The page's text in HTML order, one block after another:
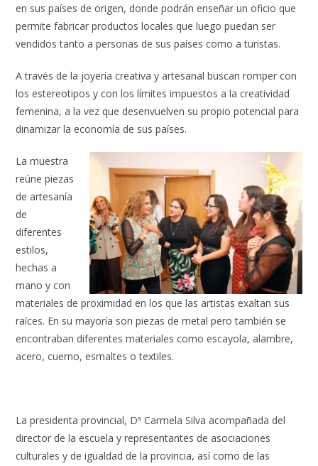
en sus países de origen, donde podrán enseñar un oficio que
permite fabricar productos locales que luego puedan ser
vendidos tanto a personas de sus países como a turistas.
A través de la joyería creativa y artesanal buscan romper con
los estereotipos y con los límites impuestos a la creatividad
femenina, a la vez que desenvuelven su propio potencial para
dinamizar la economía de sus países.
La muestra
reúne piezas
de artesanía
de
diferentes
estilos,
hechas a
mano y con
materiales de proximidad en los que las artistas exaltan sus
raíces. En su mayoría son piezas de metal pero también se
encontraban diferentes materiales como escayola, alambre,
acero, cuerno, esmaltes o textiles.
La presidenta provincial, Dª Carmela Silva acompañada del
director de la escuela y representantes de asociaciones
culturales y de igualdad de la provincia, así como de las